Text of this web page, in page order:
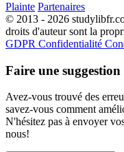
Plainte Partenaires
© 2013 - 2026
droits d'auteur sont la
GDPR Confidentialité
Faire une suggestion
Avez-vous trouvé des
savez-vous comment
N'hésitez pas à envoyer
nous!